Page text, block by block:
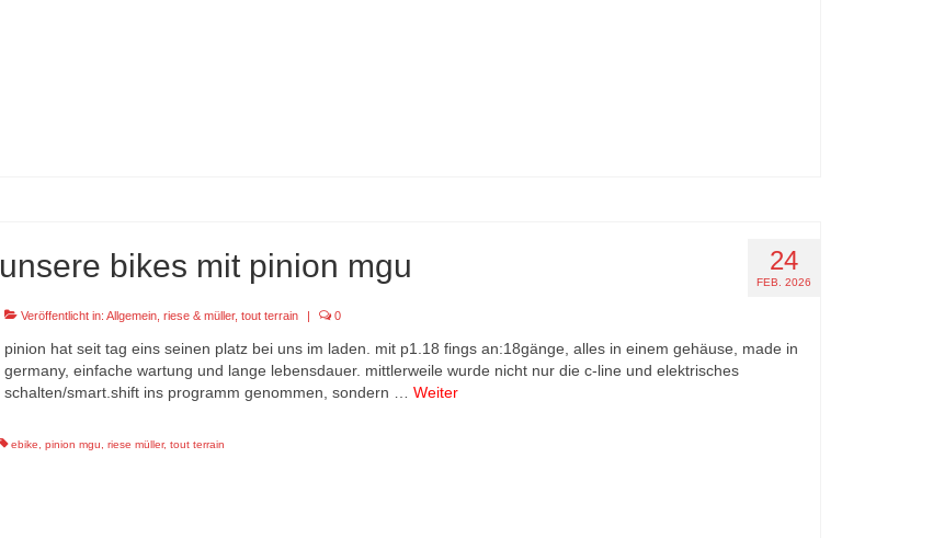
24
FEB. 2026
unsere bikes mit pinion mgu
Veröffentlicht in:Allgemein ,riese & müller,tout terrain | 0
pinion hat seit tag eins seinen platz bei uns im laden. mit p1.18 fings an:18gänge, alles in einem gehäuse, made in
germany, einfache wartung und lange lebensdauer. mittlerweile wurde nicht nur die c-line und elektrisches
schalten/smart.shift ins programm genommen, sondern …Weiter
ebike ,pinion mgu ,riese müller,tout terrain